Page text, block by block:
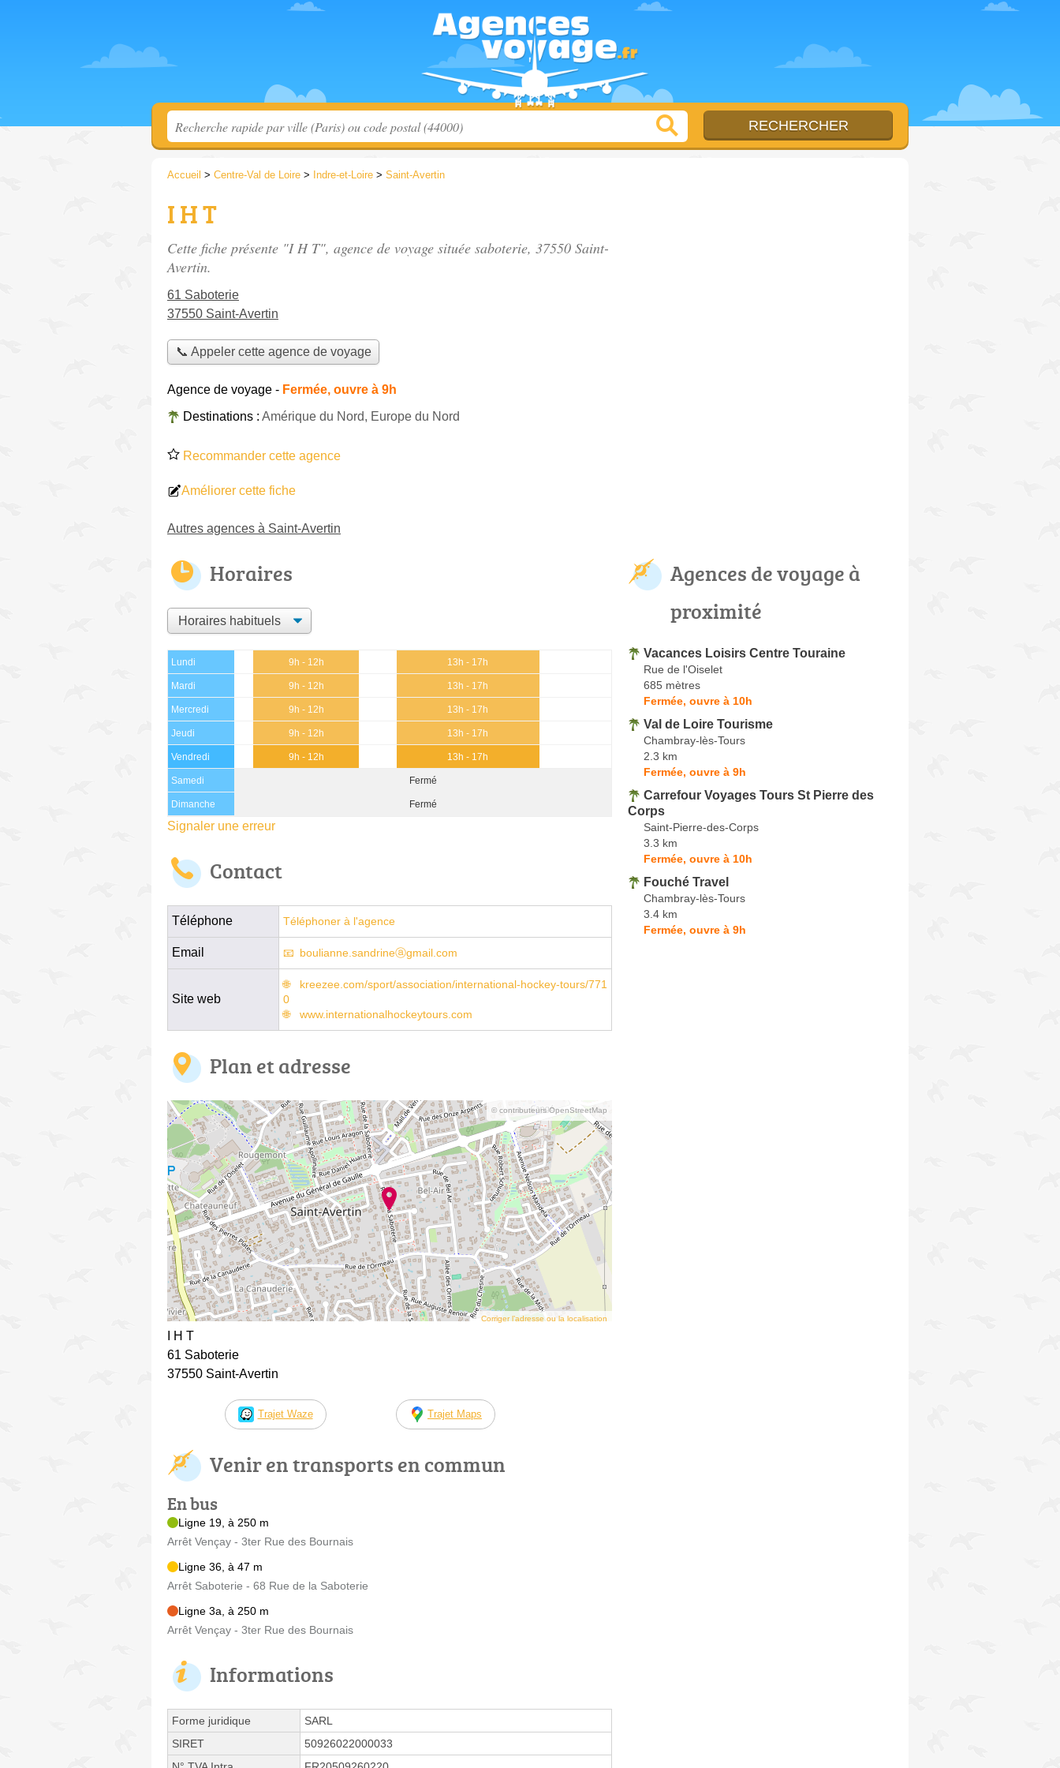
Accueil > Centre-Val de Loire > Indre-et-Loire > Saint-Avertin
I H T
Cette fiche présente "I H T", agence de voyage située saboterie, 37550 Saint-
Avertin.
61 Saboterie
37550 Saint-Avertin
📞 Appeler cette agence de voyage
Agence de voyage - Fermée, ouvre à 9h
Destinations : Amérique du Nord, Europe du Nord
Recommander cette agence
Améliorer cette fiche
Autres agences à Saint-Avertin
Horaires
Lundi 9h - 12h 13h - 17h
Mardi 9h - 12h 13h - 17h
Mercredi 9h - 12h 13h - 17h
Jeudi 9h - 12h 13h - 17h
Vendredi 9h - 12h 13h - 17h
Samedi Fermé
Dimanche Fermé
Signaler une erreur
Contact
Téléphone Téléphoner à l'agence
Email boulianne.sandrineⓐgmail.com
Site web
kreezee.com/sport/association/international-hockey-tours/771
0
www.internationalhockeytours.com
Plan et adresse
© contributeurs OpenStreetMap
Corriger l’adresse ou la localisation
I H T
61 Saboterie
37550 Saint-Avertin
Trajet Waze Trajet Maps
Venir en transports en commun
En bus
Ligne 19, à 250 m
Arrêt Vençay - 3ter Rue des Bournais
Ligne 36, à 47 m
Arrêt Saboterie - 68 Rue de la Saboterie
Ligne 3a, à 250 m
Arrêt Vençay - 3ter Rue des Bournais
Informations
Forme juridique
SARL
SIRET
50926022000033
Agences de voyage à
proximité
Vacances Loisirs Centre Touraine
Rue de l'Oiselet
685 mètres
Fermée, ouvre à 10h
Val de Loire Tourisme
Chambray-lès-Tours
2.3 km
Fermée, ouvre à 9h
Carrefour Voyages Tours St Pierre des
Corps
Saint-Pierre-des-Corps
3.3 km
Fermée, ouvre à 10h
Fouché Travel
Chambray-lès-Tours
3.4 km
Fermée, ouvre à 9h